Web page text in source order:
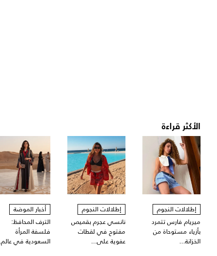
الأكثر قراءة
إطلالات النجوم
ميريام فارس تتمرد
بأزياء مستوحاة من
الخزانة...
إطلالات النجوم
نانسي عجرم بقميص
مفتوح في لقطات
عفوية على...
أخبار الموضة
الترف المحافظ:
فلسفة المرأة
السعودية في